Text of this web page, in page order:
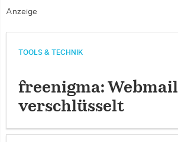
Anzeige
TOOLS & TECHNIK
freenigma: Webmail
verschlüsselt